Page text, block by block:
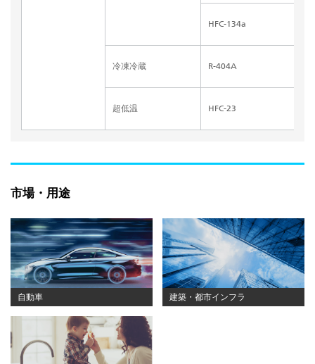
HFC-134a
冷凍冷蔵 R-404A
超低温 HFC-23
市場・用途
自動車 建築・都市インフラ